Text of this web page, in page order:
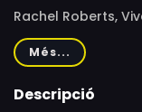
Rachel Roberts,
Tony Llewellyn-
Lambert, Karen
Margaret Nelson,
Més...
Descripció